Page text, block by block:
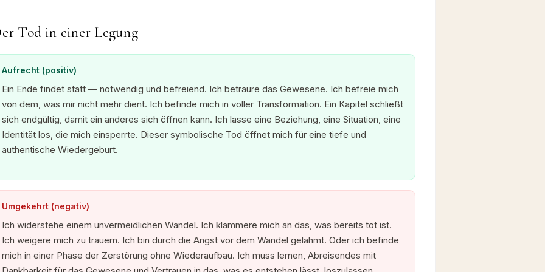
Tod in einer Legung
Aufrecht (positiv)
Ein Ende findet statt — notwendig und befreiend. Ich betraure das Gewesene. Ich befreie mich
von dem, was mir nicht mehr dient. Ich befinde mich in voller Transformation. Ein Kapitel schließt
sich endgültig, damit ein anderes sich öffnen kann. Ich lasse eine Beziehung, eine Situation, eine
Identität los, die mich einsperrte. Dieser symbolische Tod öffnet mich für eine tiefe und
authentische Wiedergeburt.
Umgekehrt (negativ)
Ich widerstehe einem unvermeidlichen Wandel. Ich klammere mich an das, was bereits tot ist.
Ich weigere mich zu trauern. Ich bin durch die Angst vor dem Wandel gelähmt. Oder ich befinde
mich in einer Phase der Zerstörung ohne Wiederaufbau. Ich muss lernen, Abreisendes mit